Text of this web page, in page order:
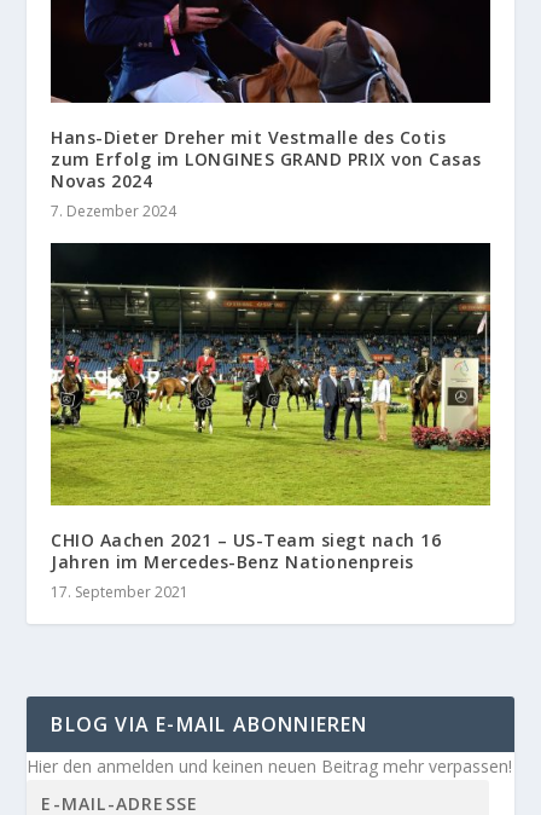
Hans-Dieter Dreher mit Vestmalle des Cotis
zum Erfolg im LONGINES GRAND PRIX von Casas
Novas 2024
7. Dezember 2024
CHIO Aachen 2021 – US-Team siegt nach 16
Jahren im Mercedes-Benz Nationenpreis
17. September 2021
BLOG VIA E-MAIL ABONNIEREN
Hier den anmelden und keinen neuen Beitrag mehr verpassen!